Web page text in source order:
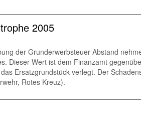
2005
der Grunderwerbsteuer Abstand
Dieser Wert ist dem Finanzamt
Ersatzgrundstück verlegt. Der
Rotes Kreuz).